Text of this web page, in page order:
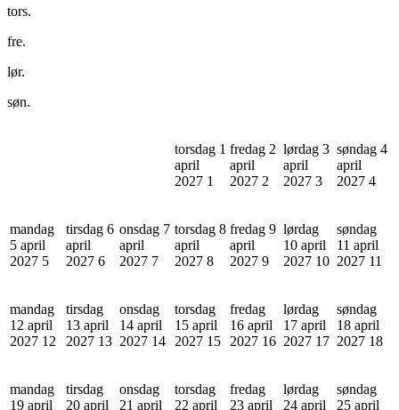
tors.
fre.
lør.
søn.
torsdag 1
april
2027 1
fredag 2
april
2027 2
lørdag 3
april
2027 3
søndag 4
april
2027 4
mandag
5 april
2027 5
tirsdag 6
april
2027 6
onsdag 7
april
2027 7
torsdag 8
april
2027 8
fredag 9
april
2027 9
lørdag
10 april
2027 10
søndag
11 april
2027 11
mandag
12 april
2027 12
tirsdag
13 april
2027 13
onsdag
14 april
2027 14
torsdag
15 april
2027 15
fredag
16 april
2027 16
lørdag
17 april
2027 17
søndag
18 april
2027 18
mandag
19 april
tirsdag
20 april
onsdag
21 april
torsdag
22 april
fredag
23 april
lørdag
24 april
søndag
25 april